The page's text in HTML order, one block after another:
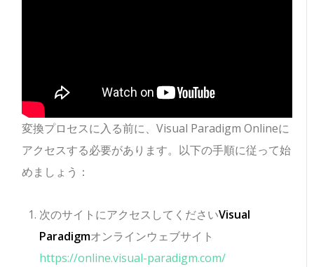
変換プロセスに入る前に、Visual Paradigm Onlineに
アクセスする必要があります。以下の手順に従って始
めましょう：
次のサイトにアクセスしてくださいVisual
Paradigmオンラインウェブサイト
https://online.visual-paradigm.com/